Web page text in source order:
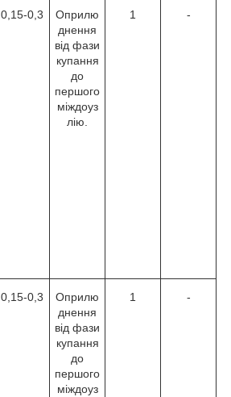
0,15-0,3
Оприлю
днення
від фази
купання
до
першого
міждоуз
лію.
1 -
0,15-0,3
Оприлю
днення
від фази
купання
до
першого
міждоуз
1 -